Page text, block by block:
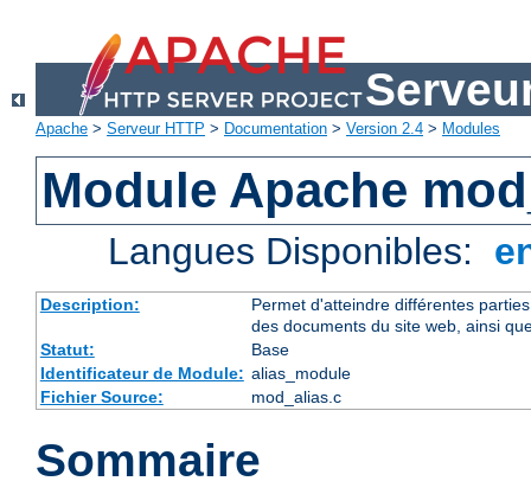
Apache > Serveur HTTP > Documentation > Version 2.4 > Modules
Module Apache
Langues Disponibles:
Description:
Permet d'atteindre différentes
des documents du site web, ainsi
Statut:
Base
Identificateur de Module: alias_module
Fichier Source:
mod_alias.c
Sommaire